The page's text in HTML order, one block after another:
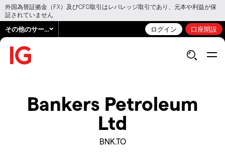
外国為替証拠金（FX）及びCFD取引はレバレッジ取引であり、元本や利益が保
証されていません
その他のサービス ログイン 口座開設
Bankers Petroleum
Ltd
BNK.TO